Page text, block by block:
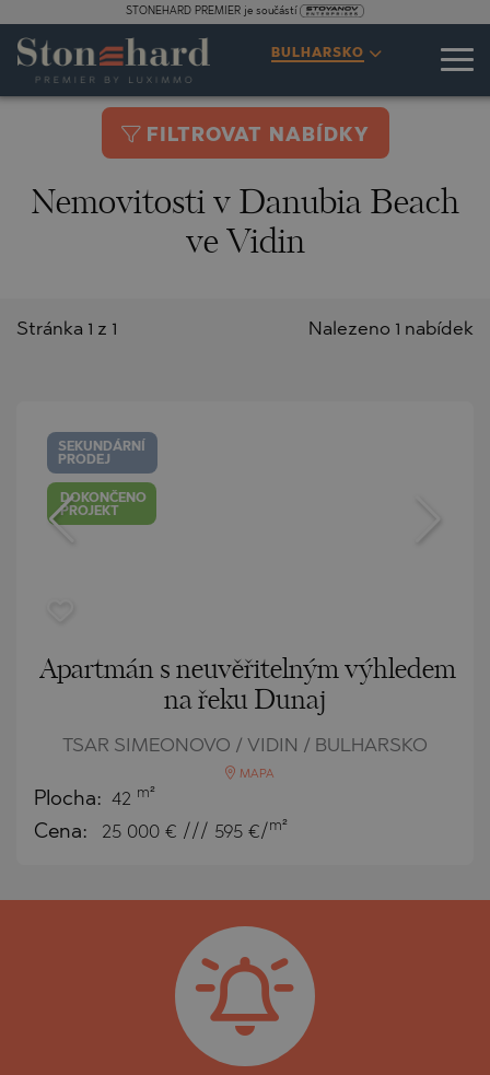
STONEHARD PREMIER je součástí
BULHARSKO
FILTROVAT NABÍDKY
Nemovitosti v Danubia Beach
ve Vidin
Nalezeno 1 nabídek
Stránka 1 z 1
SEKUNDÁRNÍ
PRODEJ
DOKONČENO
PROJEKT
Apartmán s neuvěřitelným výhledem
na řeku Dunaj
TSAR SIMEONOVO / VIDIN / BULHARSKO
MAPA
Plocha: 42 m²
Cena: 25 000 € /// 595 €/ m²